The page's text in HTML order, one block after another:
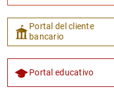
Portal del cliente
bancario
Portal educativo